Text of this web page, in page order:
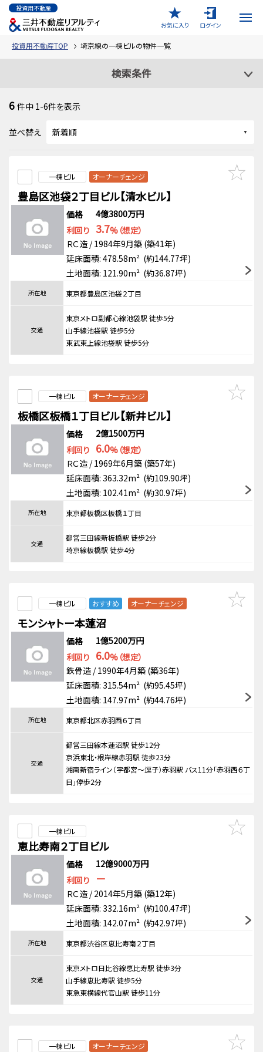
投資用不動産
お気に入り
ログイン
投資用不動産TOP 埼京線の一棟ビルの物件一覧
検索条件
6 件中 1-6件を表示
並べ替え
一棟ビル オーナーチェンジ
豊島区池袋２丁目ビル【清水ビル】
価格
4億3800万円
利回り 3.7%（想定）
ＲＣ造 / 1984年9月築 (築41年)
延床面積: 478.58m² (約144.77坪)
土地面積: 121.90m² (約36.87坪)
所在地 東京都豊島区池袋２丁目
交通
東京メトロ副都心線池袋駅 徒歩5分
山手線池袋駅 徒歩5分
東武東上線池袋駅 徒歩5分
一棟ビル オーナーチェンジ
板橋区板橋１丁目ビル【新井ビル】
価格
2億1500万円
利回り 6.0%（想定）
ＲＣ造 / 1969年6月築 (築57年)
延床面積: 363.32m² (約109.90坪)
土地面積: 102.41m² (約30.97坪)
所在地 東京都板橋区板橋１丁目
交通
都営三田線新板橋駅 徒歩2分
埼京線板橋駅 徒歩4分
一棟ビル おすすめ オーナーチェンジ
モンシャトー本蓮沼
価格
1億5200万円
利回り 6.0%（想定）
鉄骨造 / 1990年4月築 (築36年)
延床面積: 315.54m² (約95.45坪)
土地面積: 147.97m² (約44.76坪)
所在地 東京都北区赤羽西６丁目
交通
都営三田線本蓮沼駅 徒歩12分
京浜東北・根岸線赤羽駅 徒歩23分
湘南新宿ライン（宇都宮～逗子）赤羽駅 バス11分「赤羽西６丁
目」停歩2分
一棟ビル
恵比寿南２丁目ビル
価格
12億9000万円
利回り
－
ＲＣ造 / 2014年5月築 (築12年)
延床面積: 332.16m² (約100.47坪)
土地面積: 142.07m² (約42.97坪)
所在地 東京都渋谷区恵比寿南２丁目
交通
東京メトロ日比谷線恵比寿駅 徒歩3分
山手線恵比寿駅 徒歩5分
東急東横線代官山駅 徒歩11分
一棟ビル オーナーチェンジ